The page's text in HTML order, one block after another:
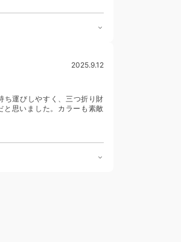
2025.9.12
ち運びしやすく、三つ折り財
と思いました。カラーも素敵